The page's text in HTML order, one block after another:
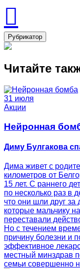
Рубрикатор
Читайте
31 июля
Акции
Нейронная
Диму Булгакова
Дима живет с
километров от
15 лет. С раннего
по несколько раз в
что они шли друг
которые мальчику
переставали
Но с течением
причину болезни и
эффективное
местный минздрав
семьи совершенно